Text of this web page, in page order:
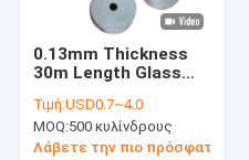
Ποιοτικός έλεγχος
0.13mm Thickness
30m Length Glass
with Chemical &
Moisture Resistance
for Electrical
Τιμή:USD0.7~4.0
MOQ:500 κυλίνδρους
Λάβετε την πιο πρόσφατη τιμή